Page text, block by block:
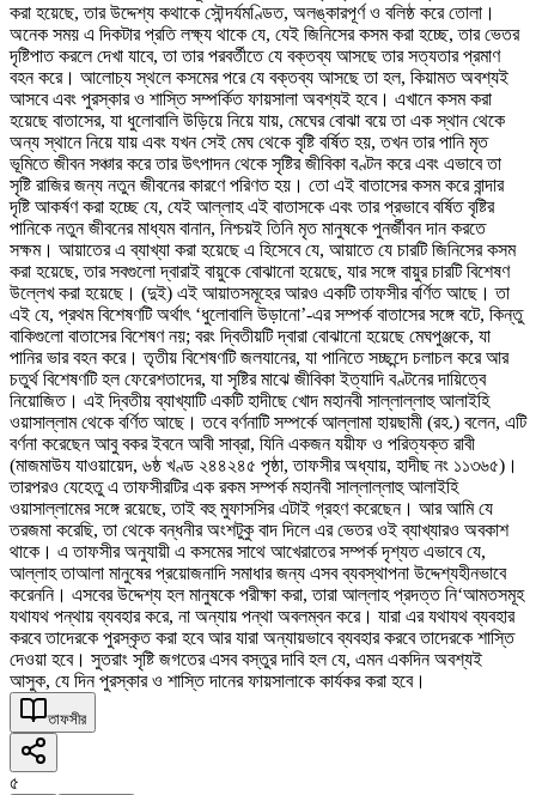
করা হয়েছে, তার উদ্দেশ্য কথাকে সৌন্দর্যমণ্ডিত, অলঙ্কারপূর্ণ ও বলিষ্ঠ করে তোলা।
অনেক সময় এ দিকটার প্রতি লক্ষ্য থাকে যে, যেই জিনিসের কসম করা হচ্ছে, তার ভেতর
দৃষ্টিপাত করলে দেখা যাবে, তা তার পরবর্তীতে যে বক্তব্য আসছে তার সত্যতার প্রমাণ
বহন করে। আলোচ্য স্থলে কসমের পরে যে বক্তব্য আসছে তা হল, কিয়ামত অবশ্যই
আসবে এবং পুরস্কার ও শাস্তি সম্পর্কিত ফায়সালা অবশ্যই হবে। এখানে কসম করা
হয়েছে বাতাসের, যা ধুলোবালি উড়িয়ে নিয়ে যায়, মেঘের বোঝা বয়ে তা এক স্থান থেকে
অন্য স্থানে নিয়ে যায় এবং যখন সেই মেঘ থেকে বৃষ্টি বর্ষিত হয়, তখন তার পানি মৃত
ভূমিতে জীবন সঞ্চার করে তার উৎপাদন থেকে সৃষ্টির জীবিকা বণ্টন করে এবং এভাবে তা
সৃষ্টি রাজির জন্য নতুন জীবনের কারণে পরিণত হয়। তো এই বাতাসের কসম করে বান্দার
দৃষ্টি আকর্ষণ করা হচ্ছে যে, যেই আল্লাহ এই বাতাসকে এবং তার প্রভাবে বর্ষিত বৃষ্টির
পানিকে নতুন জীবনের মাধ্যম বানান, নিশ্চয়ই তিনি মৃত মানুষকে পুনর্জীবন দান করতে
সক্ষম। আয়াতের এ ব্যাখ্যা করা হয়েছে এ হিসেবে যে, আয়াতে যে চারটি জিনিসের কসম
করা হয়েছে, তার সবগুলো দ্বারাই বায়ুকে বোঝানো হয়েছে, যার সঙ্গে বায়ুর চারটি বিশেষণ
উল্লেখ করা হয়েছে। (দুই) এই আয়াতসমূহের আরও একটি তাফসীর বর্ণিত আছে। তা
এই যে, প্রথম বিশেষণটি অর্থাৎ ‘ধুলোবালি উড়ানো’-এর সম্পর্ক বাতাসের সঙ্গে বটে, কিন্তু
বাকিগুলো বাতাসের বিশেষণ নয়; বরং দ্বিতীয়টি দ্বারা বোঝানো হয়েছে মেঘপুঞ্জকে, যা
পানির ভার বহন করে। তৃতীয় বিশেষণটি জলযানের, যা পানিতে সচ্ছন্দে চলাচল করে আর
চতুর্থ বিশেষণটি হল ফেরেশতাদের, যা সৃষ্টির মাঝে জীবিকা ইত্যাদি বণ্টনের দায়িত্বে
নিয়োজিত। এই দ্বিতীয় ব্যাখ্যাটি একটি হাদীছে খোদ মহানবী সাল্লাল্লাহু আলাইহি
ওয়াসাল্লাম থেকে বর্ণিত আছে। তবে বর্ণনাটি সম্পর্কে আল্লামা হায়ছামী (রহ.) বলেন, এটি
বর্ণনা করেছেন আবু বকর ইবনে আবী সাব্রা, যিনি একজন যয়ীফ ও পরিত্যক্ত রাবী
(মাজমাউয যাওয়ায়েদ, ৬ষ্ঠ খণ্ড ২৪৪২৪৫ পৃষ্ঠা, তাফসীর অধ্যায়, হাদীছ নং ১১৩৬৫)।
তারপরও যেহেতু এ তাফসীরটির এক রকম সম্পর্ক মহানবী সাল্লাল্লাহু আলাইহি
ওয়াসাল্লামের সঙ্গে রয়েছে, তাই বহু মুফাসসির এটাই গ্রহণ করেছেন। আর আমি যে
তরজমা করেছি, তা থেকে বন্ধনীর অংশটুকু বাদ দিলে এর ভেতর ওই ব্যাখ্যারও অবকাশ
থাকে। এ তাফসীর অনুযায়ী এ কসমের সাথে আখেরাতের সম্পর্ক দৃশ্যত এভাবে যে,
আল্লাহ তাআলা মানুষের প্রয়োজনাদি সমাধার জন্য এসব ব্যবস্থাপনা উদ্দেশ্যহীনভাবে
করেননি। এসবের উদ্দেশ্য হল মানুষকে পরীক্ষা করা, তারা আল্লাহ প্রদত্ত নি‘আমতসমূহ
যথাযথ পন্থায় ব্যবহার করে, না অন্যায় পন্থা অবলম্বন করে। যারা এর যথাযথ ব্যবহার
করবে তাদেরকে পুরস্কৃত করা হবে আর যারা অন্যায়ভাবে ব্যবহার করবে তাদেরকে শাস্তি
দেওয়া হবে। সুতরাং সৃষ্টি জগতের এসব বস্তুর দাবি হল যে, এমন একদিন অবশ্যই
আসুক, যে দিন পুরস্কার ও শাস্তি দানের ফায়সালাকে কার্যকর করা হবে।
তাফসীর
৫